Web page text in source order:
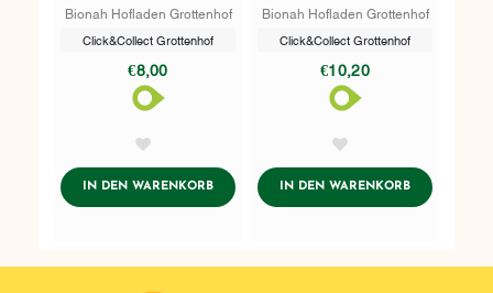
Bionah Hofladen Grottenhof
Click&Collect Grottenhof
€8,00
IN DEN WARENKORBADDTOCART
520G
Bionah Hofladen Grottenhof
Click&Collect Grottenhof
€10,20
IN DEN WARENKORBADDTOCART